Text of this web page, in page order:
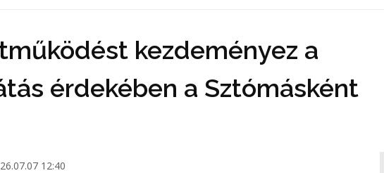
kezdeményez a
érdekében a Sztómásként
12:40